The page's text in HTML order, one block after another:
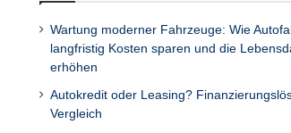
Wartung moderner Fahrzeuge: Wie
langfristig Kosten sparen und die
erhöhen
Autokredit oder Leasing?
Vergleich